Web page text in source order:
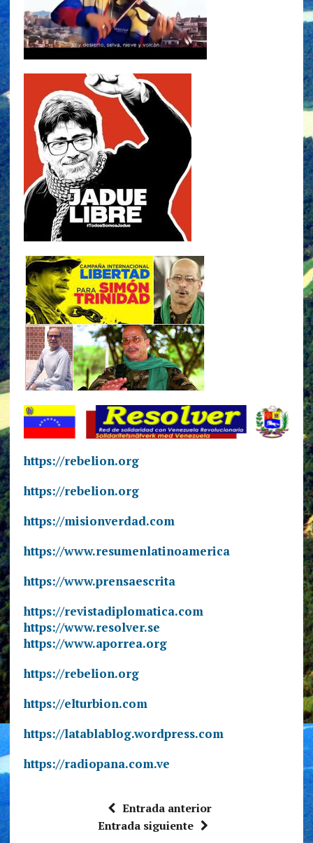
https://rebelion.org
https://rebelion.org
https://misionverdad.com
https://www.resumenlatinoamerica
https://www.prensaescrita
https://revistadiplomatica.com
https://www.resolver.se
https://www.aporrea.org
https://rebelion.org
https://elturbion.com
https://latablablog.wordpress.com
https://radiopana.com.ve
Entrada anterior
Entrada siguiente